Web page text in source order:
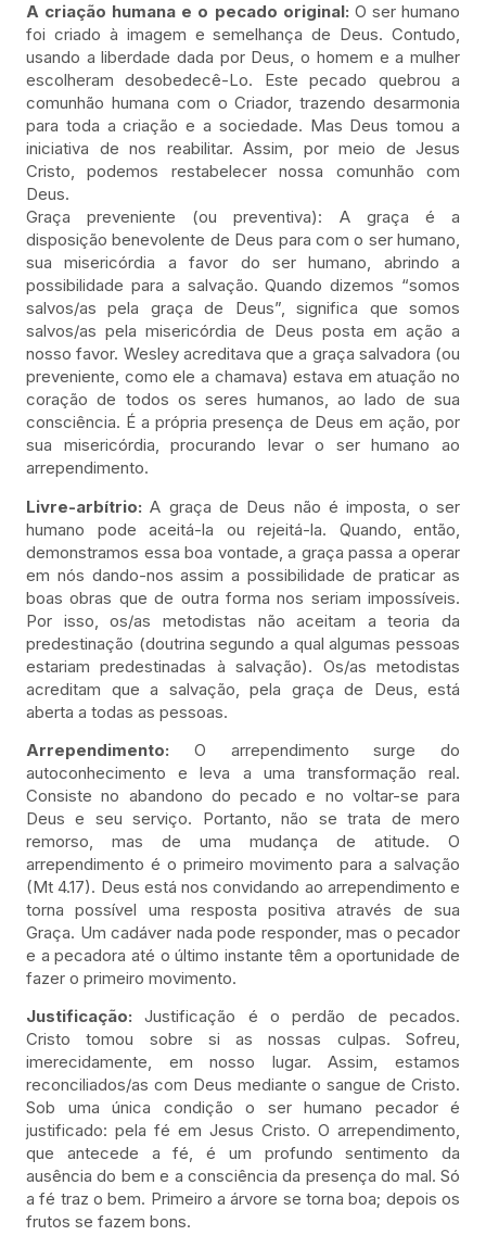
A criação humana e o pecado original: O ser humano
foi criado à imagem e semelhança de Deus. Contudo,
usando a liberdade dada por Deus, o homem e a mulher
escolheram desobedecê-Lo. Este pecado quebrou a
comunhão humana com o Criador, trazendo desarmonia
para toda a criação e a sociedade. Mas Deus tomou a
iniciativa de nos reabilitar. Assim, por meio de Jesus
Cristo, podemos restabelecer nossa comunhão com
Deus.
Graça preveniente (ou preventiva): A graça é a
disposição benevolente de Deus para com o ser humano,
sua misericórdia a favor do ser humano, abrindo a
possibilidade para a salvação. Quando dizemos “somos
salvos/as pela graça de Deus”, significa que somos
salvos/as pela misericórdia de Deus posta em ação a
nosso favor. Wesley acreditava que a graça salvadora (ou
preveniente, como ele a chamava) estava em atuação no
coração de todos os seres humanos, ao lado de sua
consciência. É a própria presença de Deus em ação, por
sua misericórdia, procurando levar o ser humano ao
arrependimento.
Livre-arbítrio:A graça de Deus não é imposta, o ser
humano pode aceitá-la ou rejeitá-la. Quando, então,
demonstramos essa boa vontade, a graça passa a operar
em nós dando-nos assim a possibilidade de praticar as
boas obras que de outra forma nos seriam impossíveis.
Por isso, os/as metodistas não aceitam a teoria da
predestinação (doutrina segundo a qual algumas pessoas
estariam predestinadas à salvação). Os/as metodistas
acreditam que a salvação, pela graça de Deus, está
aberta a todas as pessoas.
Arrependimento: O arrependimento surge do
autoconhecimento e leva a uma transformação real.
Consiste no abandono do pecado e no voltar-se para
Deus e seu serviço. Portanto, não se trata de mero
remorso, mas de uma mudança de atitude. O
arrependimento é o primeiro movimento para a salvação
(Mt 4.17). Deus está nos convidando ao arrependimento e
torna possível uma resposta positiva através de sua
Graça. Um cadáver nada pode responder, mas o pecador
e a pecadora até o último instante têm a oportunidade de
fazer o primeiro movimento.
Justificação:Justificação é o perdão de pecados.
Cristo tomou sobre si as nossas culpas. Sofreu,
imerecidamente, em nosso lugar. Assim, estamos
reconciliados/as com Deus mediante o sangue de Cristo.
Sob uma única condição o ser humano pecador é
justificado: pela fé em Jesus Cristo. O arrependimento,
que antecede a fé, é um profundo sentimento da
ausência do bem e a consciência da presença do mal. Só
a fé traz o bem. Primeiro a árvore se torna boa; depois os
frutos se fazem bons.